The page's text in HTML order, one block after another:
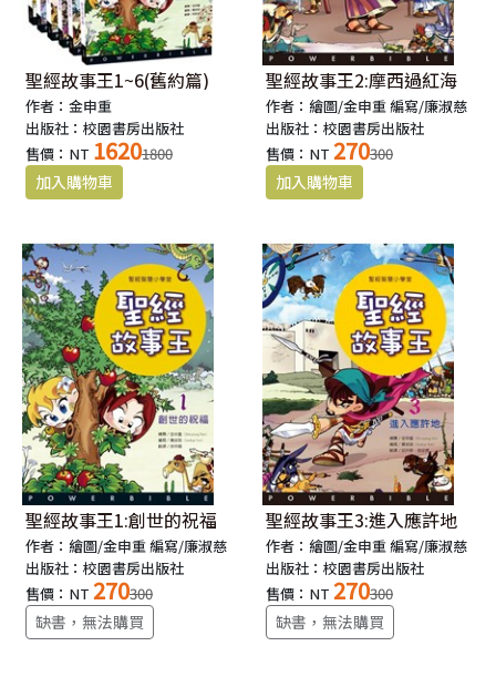
聖經故事王1~6(舊約篇)
作者：金申重
出版社：校園書房出版社
售價：NT 16201800
聖經故事王2:摩西過紅海
作者：繪圖/金申重 編寫/廉淑慈
出版社：校園書房出版社
售價：NT 270300
聖經故事王1:創世的祝福
作者：繪圖/金申重 編寫/廉淑慈
出版社：校園書房出版社
售價：NT 270300
缺書，無法購買
聖經故事王3:進入應許地
作者：繪圖/金申重 編寫/廉淑慈
出版社：校園書房出版社
售價：NT 270300
缺書，無法購買